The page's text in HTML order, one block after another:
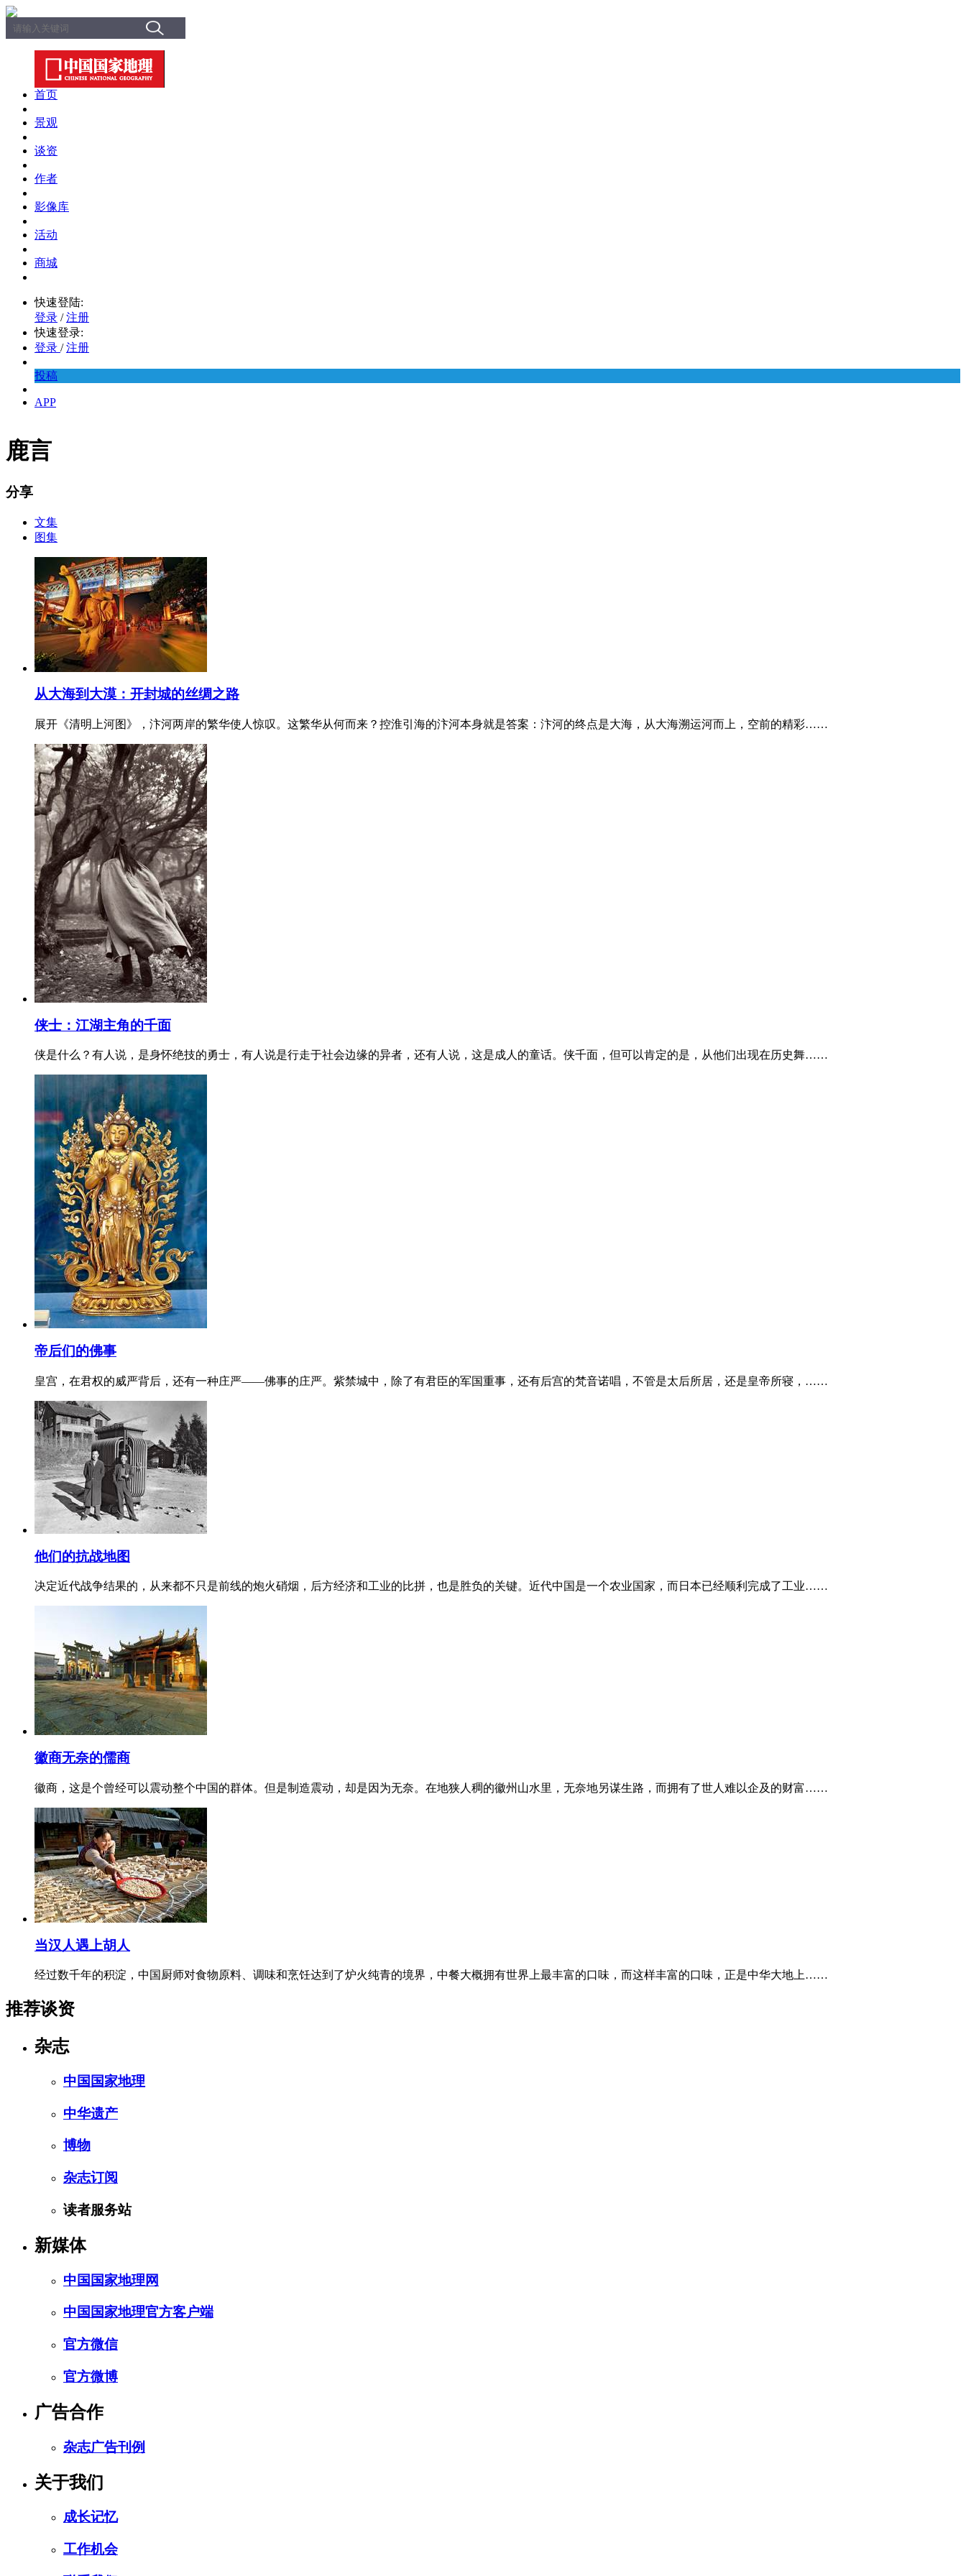
首页
景观
谈资
作者
影像库
活动
商城
快速登陆:
登录 / 注册
快速登录:
登录 / 注册
投稿
APP
鹿言
分享
文集
图集
从大海到大漠：开封城的丝绸之路
展开《清明上河图》，汴河两岸的繁华使人惊叹。这繁华从何而来？控淮引海的汴河本身就是答案：汴河的终点是大海，从大海溯运河而上，空前的精彩……
侠士：江湖主角的千面
侠是什么？有人说，是身怀绝技的勇士，有人说是行走于社会边缘的异者，还有人说，这是成人的童话。侠千面，但可以肯定的是，从他们出现在历史舞……
帝后们的佛事
皇宫，在君权的威严背后，还有一种庄严——佛事的庄严。紫禁城中，除了有君臣的军国重事，还有后宫的梵音诺唱，不管是太后所居，还是皇帝所寝，……
他们的抗战地图
决定近代战争结果的，从来都不只是前线的炮火硝烟，后方经济和工业的比拼，也是胜负的关键。近代中国是一个农业国家，而日本已经顺利完成了工业……
徽商无奈的儒商
徽商，这是个曾经可以震动整个中国的群体。但是制造震动，却是因为无奈。在地狭人稠的徽州山水里，无奈地另谋生路，而拥有了世人难以企及的财富……
当汉人遇上胡人
经过数千年的积淀，中国厨师对食物原料、调味和烹饪达到了炉火纯青的境界，中餐大概拥有世界上最丰富的口味，而这样丰富的口味，正是中华大地上……
推荐谈资
杂志
中国国家地理
中华遗产
博物
杂志订阅
读者服务站
新媒体
中国国家地理网
中国国家地理官方客户端
官方微信
官方微博
广告合作
杂志广告刊例
关于我们
成长记忆
工作机会